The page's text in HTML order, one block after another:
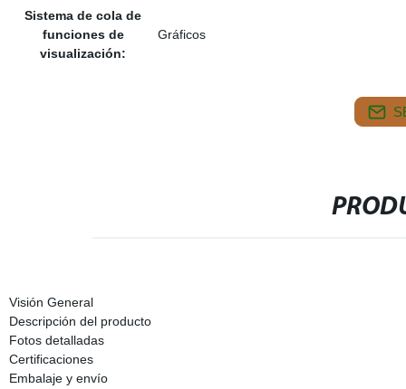
Sistema de cola de
funciones de
visualización:
Gráficos
Visión General
Descripción del producto
Fotos detalladas
Certificaciones
Embalaje y envío